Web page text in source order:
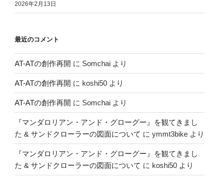
2026年2月13日
最近のコメント
AT-ATの創作再開 に Somchai より
AT-ATの創作再開 に koshi50 より
AT-ATの創作再開 に Somchai より
『マンダロリアン・アンド・グローグー』を観てきまし
た & サンドクローラーの図面について に ymmt3bike より
『マンダロリアン・アンド・グローグー』を観てきまし
た & サンドクローラーの図面について に koshi50 より